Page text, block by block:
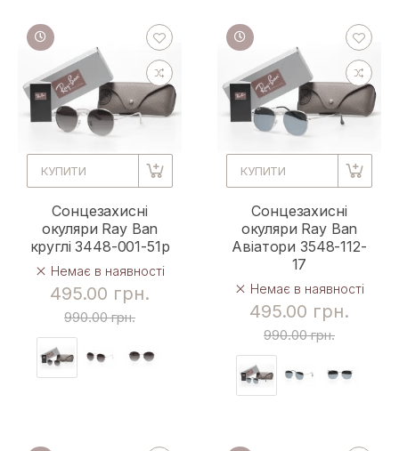
КУПИТИ
Сонцезахисні
окуляри Ray Ban
круглі 3448-001-51p
Немає в наявності
495.00 грн.
990.00 грн.
КУПИТИ
Сонцезахисні
окуляри Ray Ban
Авіатори 3548-112-
17
Немає в наявності
495.00 грн.
990.00 грн.